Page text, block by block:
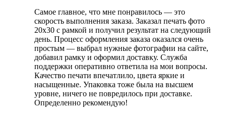
Самое главное, что мне понравилось — это
скорость выполнения заказа. Заказал печать фото
20х30 с рамкой и получил результат на следующий
день. Процесс оформления заказа оказался очень
простым — выбрал нужные фотографии на сайте,
добавил рамку и оформил доставку. Служба
поддержки оперативно ответила на мои вопросы.
Качество печати впечатлило, цвета яркие и
насыщенные. Упаковка тоже была на высшем
уровне, ничего не повредилось при доставке.
Определенно рекомендую!